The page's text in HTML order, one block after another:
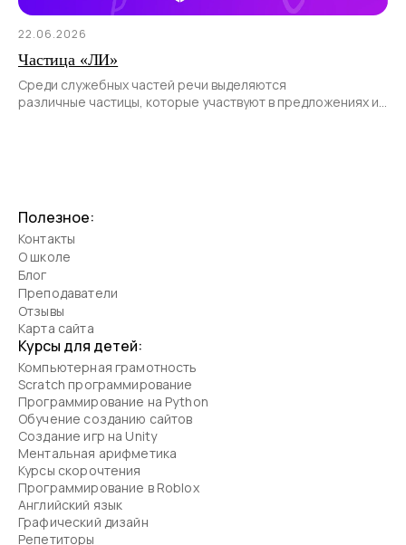
22.06.2026
Частица «ЛИ»
Среди служебных частей речи выделяются
различные частицы, которые участвуют в предложениях и
Полезное:
Контакты
О школе
Блог
Преподаватели
Отзывы
Карта сайта
Курсы для детей:
Компьютерная грамотность
Scratch программирование
Программирование на Python
Обучение созданию сайтов
Создание игр на Unity
Ментальная арифметика
Курсы скорочтения
Программирование в Roblox
Английский язык
Графический дизайн
Репетиторы